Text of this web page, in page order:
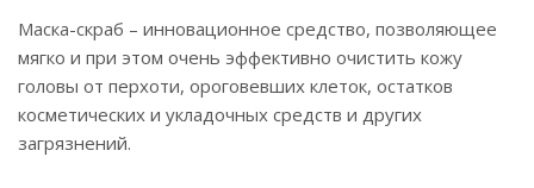
Маска-скраб – инновационное средство, позволяющее
мягко и при этом очень эффективно очистить кожу
головы от перхоти, ороговевших клеток, остатков
косметических и укладочных средств и других
загрязнений.